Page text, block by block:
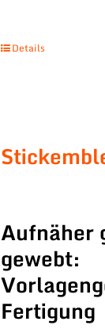
Details
Aufnäher
gewebt:
Fertigung